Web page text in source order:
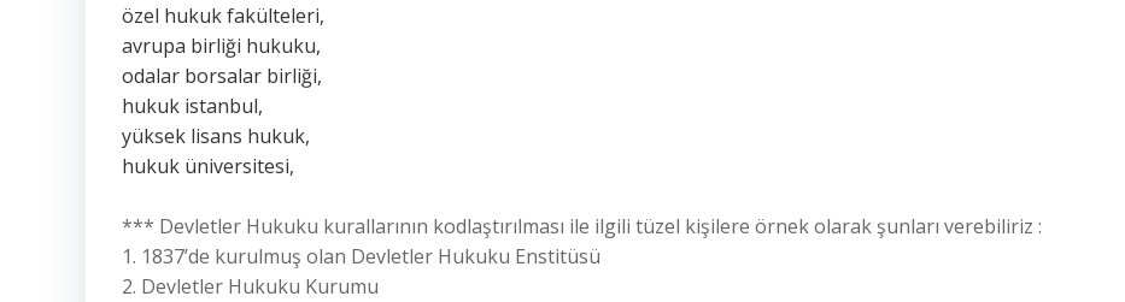
özel hukuk fakülteleri,
avrupa birliği hukuku,
odalar borsalar birliği,
hukuk istanbul,
yüksek lisans hukuk,
hukuk üniversitesi,
*** Devletler Hukuku kurallarının kodlaştırılması ile ilgili tüzel kişilere örnek olarak şunları verebiliriz :
1. 1837’de kurulmuş olan Devletler Hukuku Enstitüsü
2. Devletler Hukuku Kurumu